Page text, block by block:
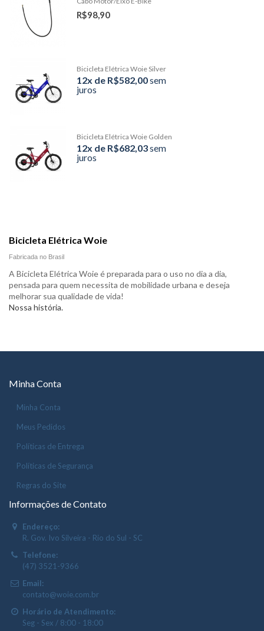
R$98,90
Bicicleta Elétrica Woie Silver
12x de R$582,00sem
juros
Bicicleta Elétrica Woie Golden
12x de R$682,03sem
juros
Bicicleta Elétrica Woie
Fabricada no Brasil
A Bicicleta Elétrica Woie é preparada para o uso no dia a dia,
pensada para quem necessita de mobilidade urbana e deseja
melhorar sua qualidade de vida!
Nossa história.
Minha Conta
Minha Conta
Meus Pedidos
Políticas de Entrega
Políticas de Segurança
Regras do Site
Informações de Contato
Endereço:
R. Gov. Ivo Silveira - Rio do Sul - SC
Telefone:
(47) 3521-9366
Email:
contato@woie.com.br
Horário de Atendimento:
Seg - Sex / 8:00 - 18:00